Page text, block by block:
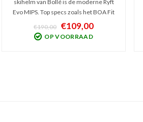
skihelm van Bollé is de moderne Ryft
Evo MIPS. Top specs zoals het BOA Fit
System, instelbare ventilatie en MIPS
Protection is gecombineerd met een
stoer design. Glanzend grijs en
€190,00 €109,00
OP VOORRAAD